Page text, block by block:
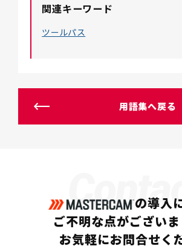
関連キーワード
ツールパス
用語集へ戻る
の導入
ご不明な点がござい
お気軽にお問合せく